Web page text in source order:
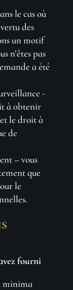
le cas où
des
un motif
n’êtes pas
a été
-
à obtenir
le droit à
de
– vous
que
le
fourni
minima